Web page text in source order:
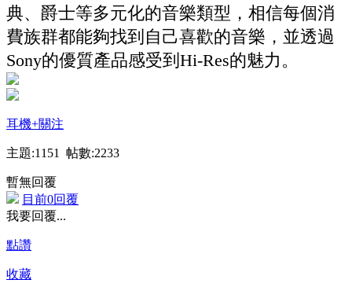
典、爵士等多元化的音樂類型，相信每個消
費族群都能夠找到自己喜歡的音樂，並透過
Sony的優質產品感受到Hi-Res的魅力。
耳機+關注
主題:1151 帖數:2233
暫無回覆
目前0回覆
我要回覆...
點讚
收藏